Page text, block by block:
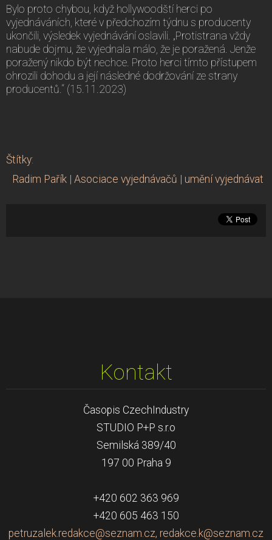
Bylo proto chybou, když hollywoodští herci po
vyjednáváních, které v předchozím týdnu s producenty
ukončili, výsledek vyjednávání oslavili. „Protistrana vždy
nabude dojmu, že vyjednala málo, že je poražená. Jenže
poražený nikdo být nechce. Proto herci tímto přístupem
ohrozili dohodu a její následné dodržování ze strany
producentů.“ (15.11.2023)
Štítky:
Radim Pařík Asociace vyjednávačů umění vyjednávat
Kontakt
Časopis CzechIndustry
STUDIO P+P s.r.o
Semilská 389/40
197 00 Praha 9
+420 602 363 969
+420 605 463 150
petruzalek.redakce@seznam.cz, redakce.k@seznam.cz